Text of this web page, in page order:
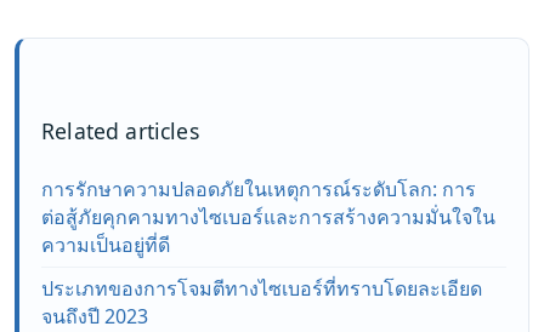
Related articles
การรักษาความปลอดภัยในเหตุการณ์ระดับโลก: การ
ต่อสู้ภัยคุกคามทางไซเบอร์และการสร้างความมั่นใจใน
ความเป็นอยู่ที่ดี
ประเภทของการโจมตีทางไซเบอร์ที่ทราบโดยละเอียด
จนถึงปี 2023